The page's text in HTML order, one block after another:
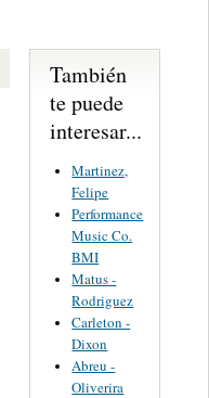
También
te puede
interesar...
Martinez,
Felipe
Performance
Music Co.
BMI
Matus -
Rodriguez
Carleton -
Dixon
Abreu -
Oliverira